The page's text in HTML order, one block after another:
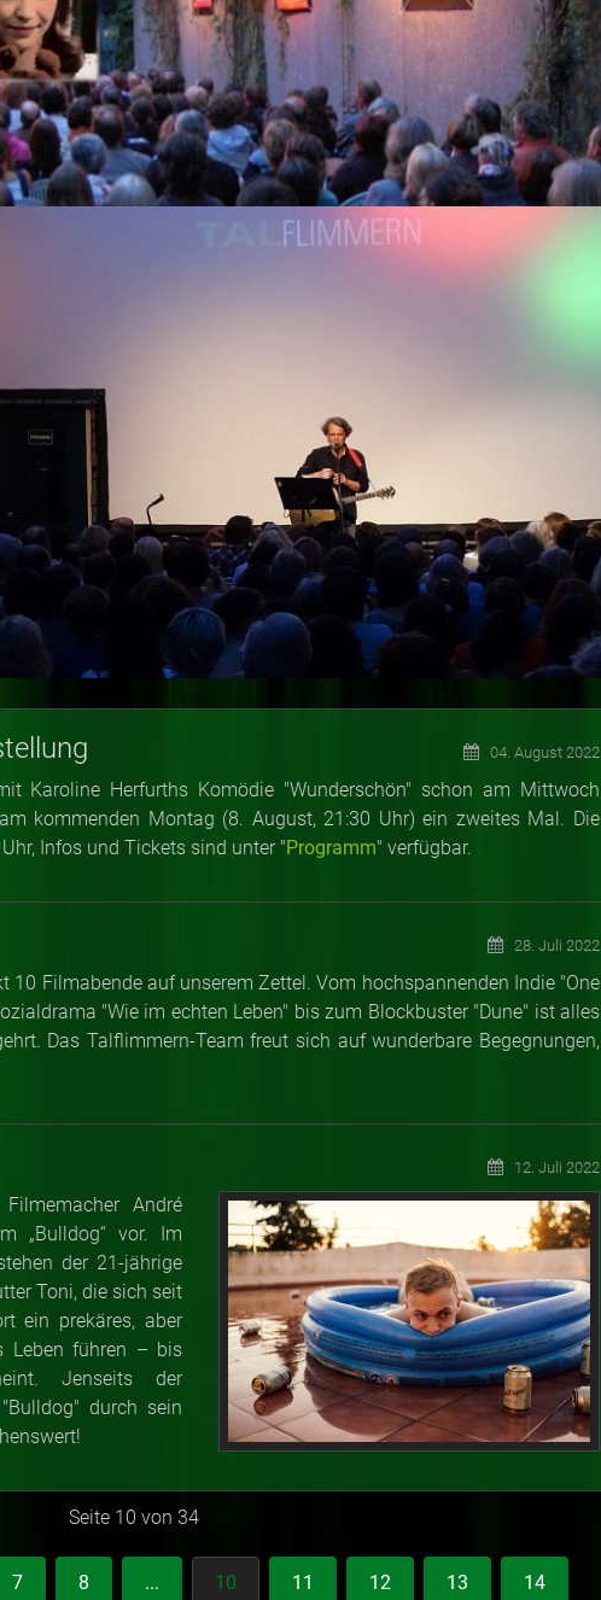
04. August 2022
Karoline Herfurths Komödie "Wunderschön" schon am Mittwoch
kommenden Montag (8. August, 21:30 Uhr) ein zweites Mal. Die
Infos und Tickets sind unter " Programm" verfügbar.
28. Juli 2022
10 Filmabende auf unserem Zettel. Vom hochspannenden Indie "One
"Wie im echten Leben" bis zum Blockbuster "Dune" ist alles
Das Talflimmern-Team freut sich auf wunderbare Begegnungen,
12. Juli 2022
André
„Bulldog“ vor. Im
der 21-jährige
Toni, die sich seit
ein prekäres, aber
Leben führen – bis
Jenseits der
durch sein
Seite 10 von 34
7 8 ... 10 11 12 13 14